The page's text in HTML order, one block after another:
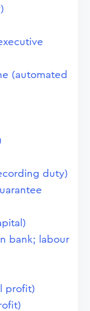
(automated
duty)
bank; labour
profit)